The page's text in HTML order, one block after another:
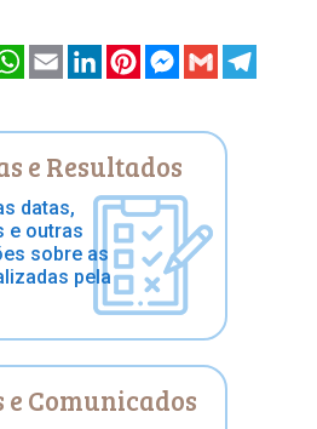
WhatsApp
Email LinkedInPinterestMessenger
Gmail
e Resultados
datas,
e outras
sobre as
pela
e Comunicados